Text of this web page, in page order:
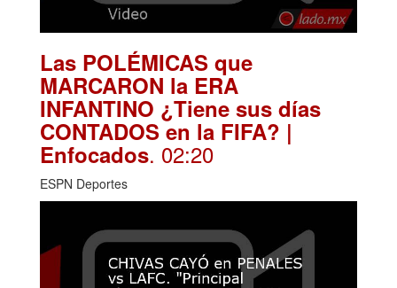
Las POLÉMICAS que
MARCARON la ERA
INFANTINO ¿Tiene sus días
CONTADOS en la FIFA? |
Enfocados. 02:20
ESPN Deportes